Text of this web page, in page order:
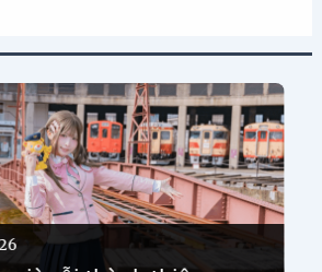
già người Nhật “thắt